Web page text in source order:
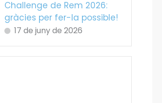
Challenge de Rem 2026:
gràcies per fer-la possible!
17 de juny de 2026